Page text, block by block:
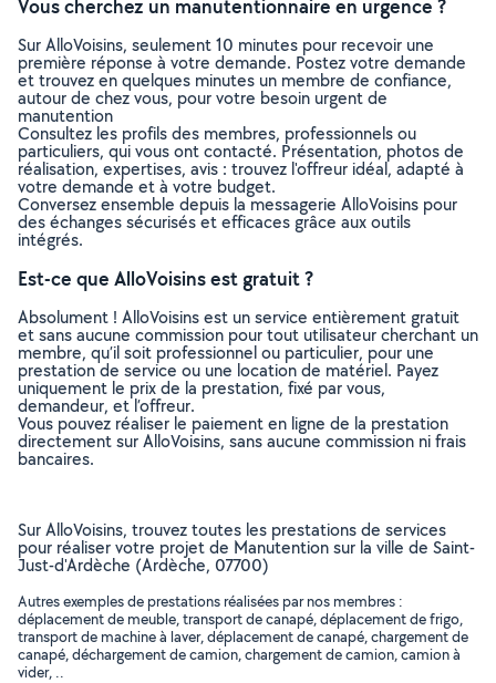
Vous cherchez un manutentionnaire en urgence ?
Sur AlloVoisins, seulement 10 minutes pour recevoir une
première réponse à votre demande. Postez votre demande
et trouvez en quelques minutes un membre de confiance,
autour de chez vous, pour votre besoin urgent de
manutention
Consultez les profils des membres, professionnels ou
particuliers, qui vous ont contacté. Présentation, photos de
réalisation, expertises, avis : trouvez l'offreur idéal, adapté à
votre demande et à votre budget.
Conversez ensemble depuis la messagerie AlloVoisins pour
des échanges sécurisés et efficaces grâce aux outils
intégrés.
Est-ce que AlloVoisins est gratuit ?
Absolument ! AlloVoisins est un service entièrement gratuit
et sans aucune commission pour tout utilisateur cherchant un
membre, qu’il soit professionnel ou particulier, pour une
prestation de service ou une location de matériel. Payez
uniquement le prix de la prestation, fixé par vous,
demandeur, et l’offreur.
Vous pouvez réaliser le paiement en ligne de la prestation
directement sur AlloVoisins, sans aucune commission ni frais
bancaires.
Sur AlloVoisins, trouvez toutes les prestations de services
pour réaliser votre projet de Manutention sur la ville de Saint-
Just-d'Ardèche (Ardèche, 07700)
Autres exemples de prestations réalisées par nos membres :
déplacement de meuble, transport de canapé, déplacement de frigo,
transport de machine à laver, déplacement de canapé, chargement de
canapé, déchargement de camion, chargement de camion, camion à
vider, ..